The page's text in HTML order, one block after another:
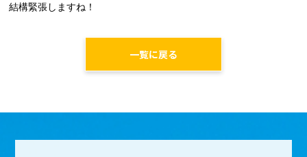
結構緊張しますね！
一覧に戻る